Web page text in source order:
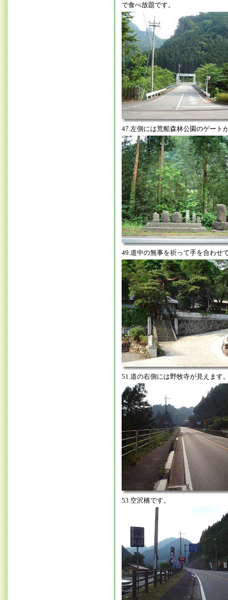
で食べ放題です。
47.左側には荒船森林公園のゲート
49.道中の無事を祈って手を合わせ
51.道の右側には野牧寺が見えます
53.空沢橋です。